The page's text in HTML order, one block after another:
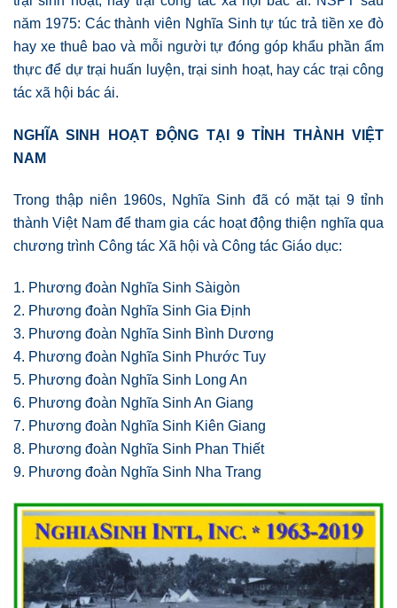
năm 1975: Các thành viên Nghĩa Sinh tự túc trả tiền xe đò
hay xe thuê bao và mỗi người tự đóng góp khẩu phần ẩm
thực để dự trại huấn luyện, trại sinh hoạt, hay các trại công
tác xã hội bác ái.
NGHĨA SINH HOẠT ĐỘNG TẠI 9 TỈNH THÀNH VIỆT
NAM
Trong thập niên 1960s, Nghĩa Sinh đã có mặt tại 9 tỉnh
thành Việt Nam để tham gia các hoạt động thiện nghĩa qua
chương trình Công tác Xã hội và Công tác Giáo dục:
1. Phương đoàn Nghĩa Sinh Sàigòn
2. Phương đoàn Nghĩa Sinh Gia Định
3. Phương đoàn Nghĩa Sinh Bình Dương
4. Phương đoàn Nghĩa Sinh Phước Tuy
5. Phương đoàn Nghĩa Sinh Long An
6. Phương đoàn Nghĩa Sinh An Giang
7. Phương đoàn Nghĩa Sinh Kiên Giang
8. Phương đoàn Nghĩa Sinh Phan Thiết
9. Phương đoàn Nghĩa Sinh Nha Trang